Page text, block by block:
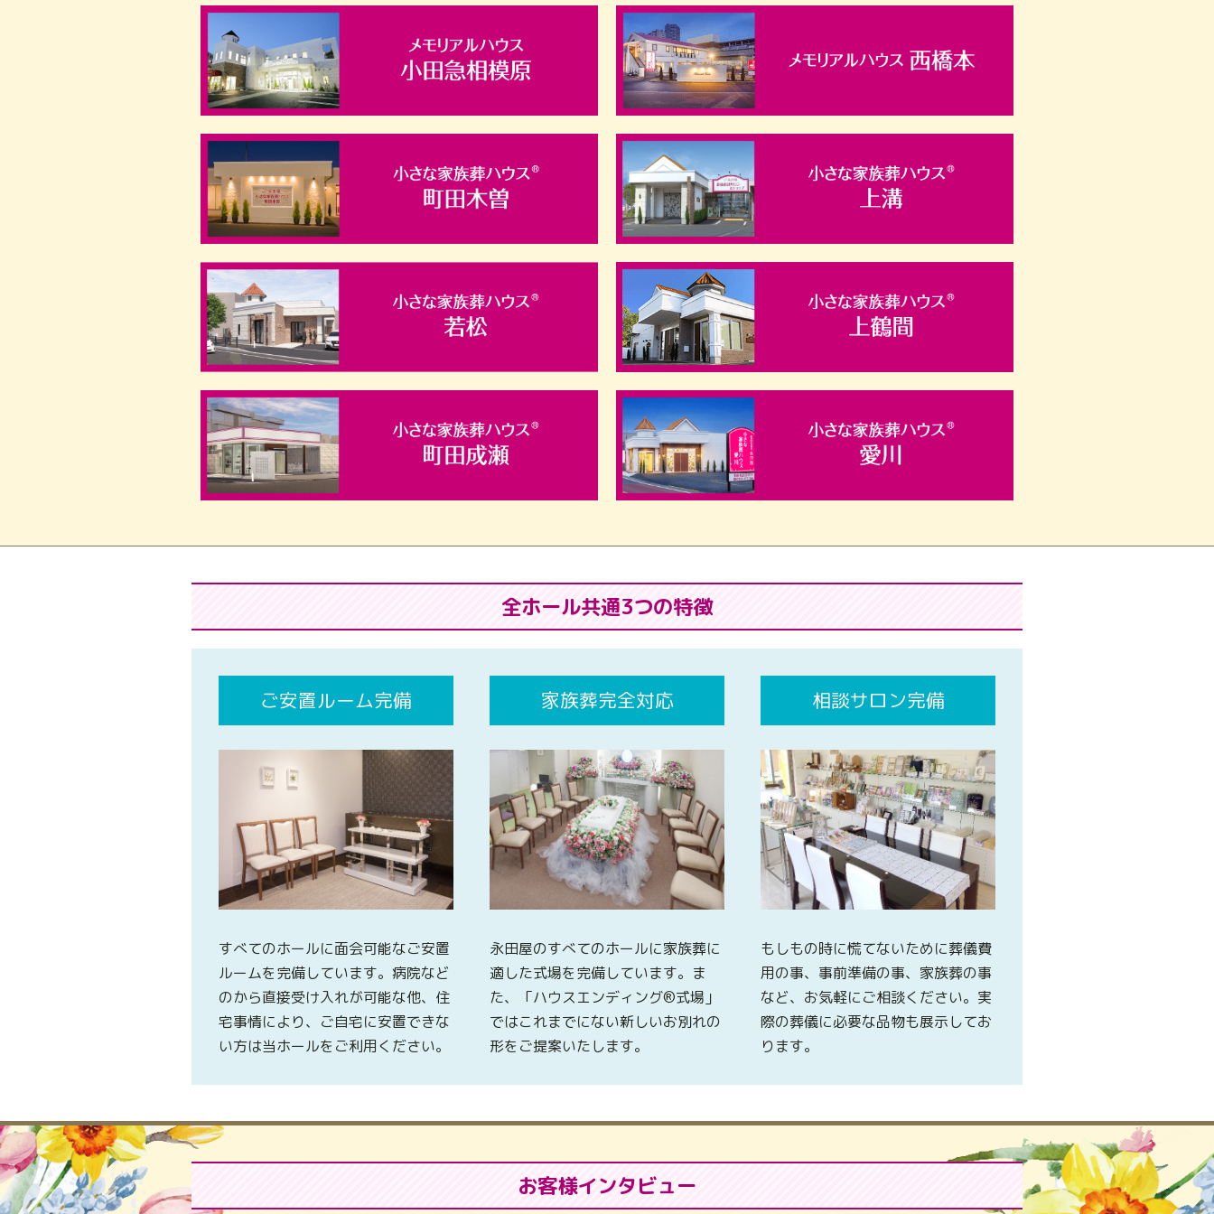
全ホール共通3つの特徴
ご安置ルーム完備
すべてのホールに面会可能なご安置
ルームを完備しています。病院など
のから直接受け入れが可能な他、住
宅事情により、ご自宅に安置できな
い方は当ホールをご利用ください。
家族葬完全対応
永田屋のすべてのホールに家族葬に
適した式場を完備しています。ま
た、「ハウスエンディング®式場」
ではこれまでにない新しいお別れの
形をご提案いたします。
相談サロン完備
もしもの時に慌てないために葬儀費
用の事、事前準備の事、家族葬の事
など、お気軽にご相談ください。実
際の葬儀に必要な品物も展示してお
ります。
お客様インタビュー